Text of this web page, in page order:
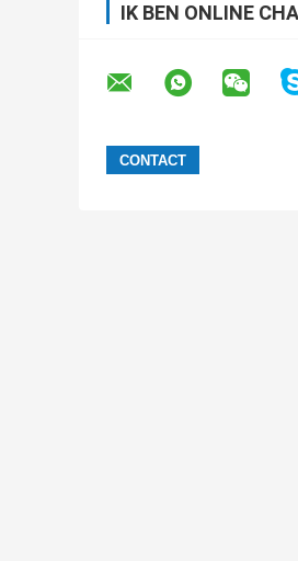
IK BEN ONLINE